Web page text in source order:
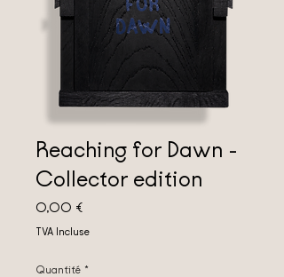
Reaching for Dawn -
Collector edition
0,00 €Prix
TVA Incluse
Quantité *